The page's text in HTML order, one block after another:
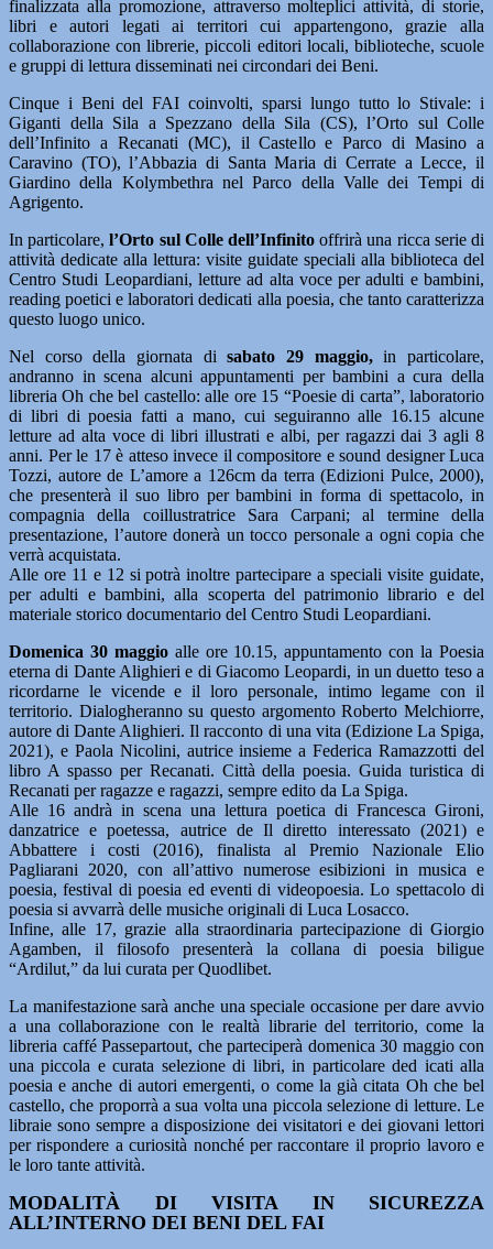
finalizzata alla promozione, attraverso molteplici attività, di storie,
libri e autori legati ai territori cui appartengono, grazie alla
collaborazione con librerie, piccoli editori locali, biblioteche, scuole
e gruppi di lettura disseminati nei circondari dei Beni.
Cinque i Beni del FAI coinvolti, sparsi lungo tutto lo Stivale: i
Giganti della Sila a Spezzano della Sila (CS), l’Orto sul Colle
dell’Infinito a Recanati (MC), il Castello e Parco di Masino a
Caravino (TO), l’Abbazia di Santa Maria di Cerrate a Lecce, il
Giardino della Kolymbethra nel Parco della Valle dei Tempi di
Agrigento.
In particolare,l’Orto sul Colle dell’Infinito offrirà una ricca serie di
attività dedicate alla lettura: visite guidate speciali alla biblioteca del
Centro Studi Leopardiani, letture ad alta voce per adulti e bambini,
reading poetici e laboratori dedicati alla poesia, che tanto caratterizza
questo luogo unico.
Nel corso della giornata disabato 29 maggio,in particolare,
andranno in scena alcuni appuntamenti per bambini a cura della
libreria Oh che bel castello: alle ore 15 “Poesie di carta”, laboratorio
di libri di poesia fatti a mano, cui seguiranno alle 16.15 alcune
letture ad alta voce di libri illustrati e albi, per ragazzi dai 3 agli 8
anni. Per le 17 è atteso invece il compositore e sound designer Luca
Tozzi, autore de L’amore a 126cm da terra (Edizioni Pulce, 2000),
che presenterà il suo libro per bambini in forma di spettacolo, in
compagnia della coillustratrice Sara Carpani; al termine della
presentazione, l’autore donerà un tocco personale a ogni copia che
verrà acquistata.
Alle ore 11 e 12 si potrà inoltre partecipare a speciali visite guidate,
per adulti e bambini, alla scoperta del patrimonio librario e del
materiale storico documentario del Centro Studi Leopardiani.
Domenica 30 maggioalle ore 10.15, appuntamento con la Poesia
eterna di Dante Alighieri e di Giacomo Leopardi, in un duetto teso a
ricordarne le vicende e il loro personale, intimo legame con il
territorio. Dialogheranno su questo argomento Roberto Melchiorre,
autore di Dante Alighieri. Il racconto di una vita (Edizione La Spiga,
2021), e Paola Nicolini, autrice insieme a Federica Ramazzotti del
libro A spasso per Recanati. Città della poesia. Guida turistica di
Recanati per ragazze e ragazzi, sempre edito da La Spiga.
Alle 16 andrà in scena una lettura poetica di Francesca Gironi,
danzatrice e poetessa, autrice de Il diretto interessato (2021) e
Abbattere i costi (2016), finalista al Premio Nazionale Elio
Pagliarani 2020, con all’attivo numerose esibizioni in musica e
poesia, festival di poesia ed eventi di videopoesia. Lo spettacolo di
poesia si avvarrà delle musiche originali di Luca Losacco.
Infine, alle 17, grazie alla straordinaria partecipazione di Giorgio
Agamben, il filosofo presenterà la collana di poesia biligue
“Ardilut,” da lui curata per Quodlibet.
La manifestazione sarà anche una speciale occasione per dare avvio
a una collaborazione con le realtà librarie del territorio, come la
libreria caffé Passepartout, che parteciperà domenica 30 maggio con
una piccola e curata selezione di libri, in particolare ded icati alla
poesia e anche di autori emergenti, o come la già citata Oh che bel
castello, che proporrà a sua volta una piccola selezione di letture. Le
libraie sono sempre a disposizione dei visitatori e dei giovani lettori
per rispondere a curiosità nonché per raccontare il proprio lavoro e
le loro tante attività.
MODALITÀ DI VISITA IN SICUREZZA
ALL’INTERNO DEI BENI DEL FAI